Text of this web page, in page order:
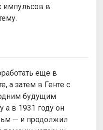
импульсов в
еще в
а затем в Генте с
будущим
а в 1931 году он
— и продолжил